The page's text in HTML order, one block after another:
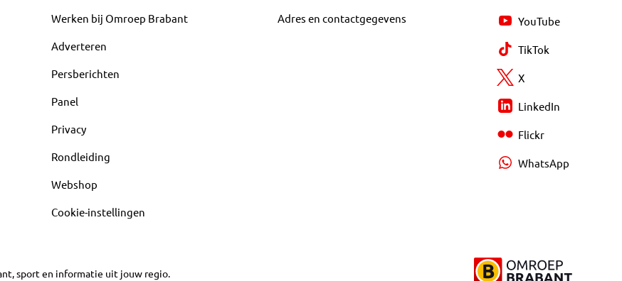
Werken bij Omroep Brabant
Adverteren
Persberichten
Panel
Privacy
Rondleiding
Webshop
Cookie-instellingen
Adres en contactgegevens YouTube
TikTok
X
LinkedIn
Flickr
WhatsApp
sport en informatie uit jouw regio.